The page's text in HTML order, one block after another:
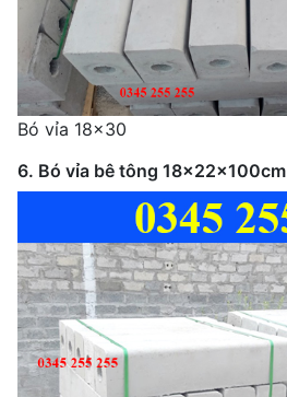
Bó vỉa 18x30
6. Bó vỉa bê tông 18x22x100cm